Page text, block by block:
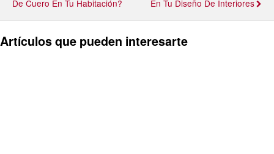
De Cuero En Tu Habitación?
En Tu Diseño De Interiores
Artículos que pueden interesarte